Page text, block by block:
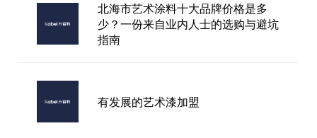
北海市艺术涂料十大品牌价格是多
少？一份来自业内人士的选购与避坑
指南
有发展的艺术漆加盟